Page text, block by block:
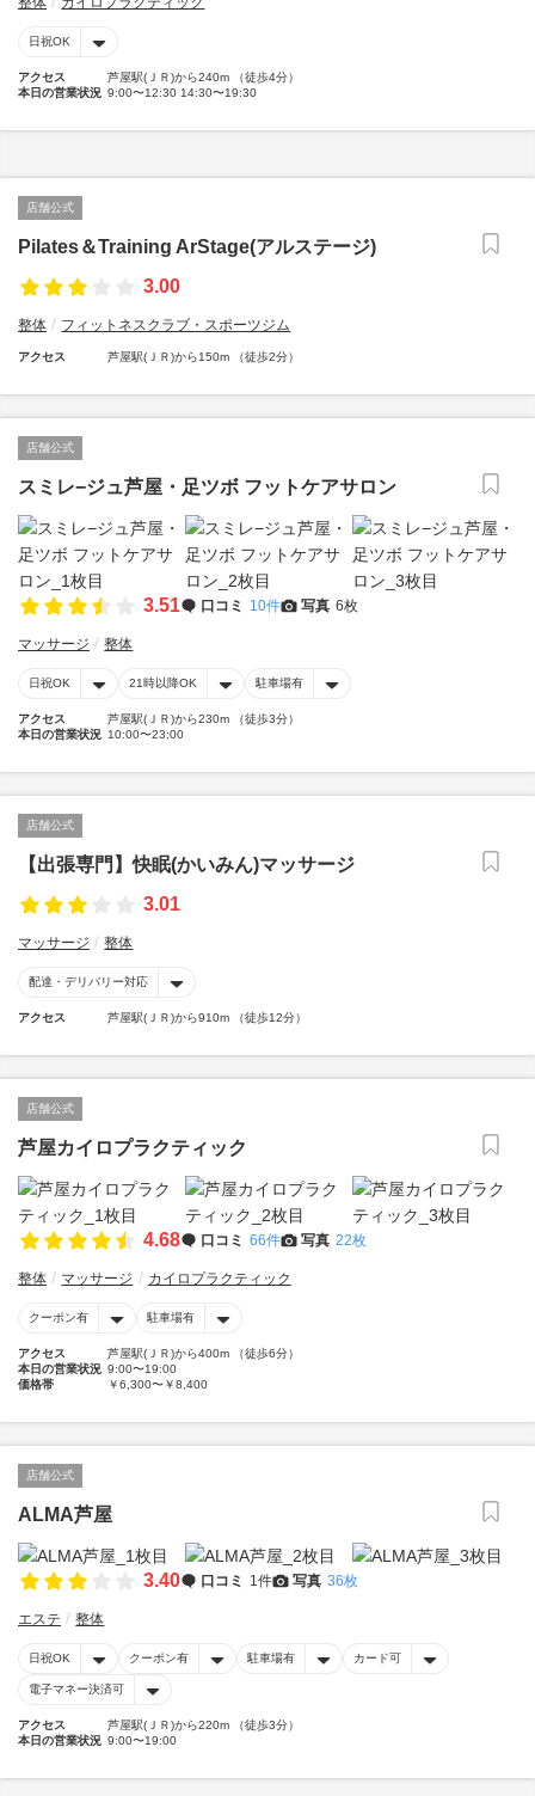
日祝OK
アクセス
芦屋駅(ＪＲ)から240m （徒歩4分）
本日の営業状況 9:00〜12:30 14:30〜19:30
店舗公式
Pilates＆Training ArStage(アルステージ)
3.00
整体 フィットネスクラブ・スポーツジム
アクセス 芦屋駅(ＪＲ)から150m （徒歩2分）
店舗公式
スミレ−ジュ芦屋・足ツボ フットケアサロン
3.51 口コミ 10件 写真 6枚
マッサージ 整体
日祝OK 21時以降OK 駐車場有
アクセス
芦屋駅(ＪＲ)から230m （徒歩3分）
本日の営業状況 10:00〜23:00
店舗公式
【出張専門】快眠(かいみん)マッサージ
3.01
マッサージ 整体
配達・デリバリー対応
アクセス 芦屋駅(ＪＲ)から910m （徒歩12分）
店舗公式
芦屋カイロプラクティック
4.68 口コミ 66件 写真 22枚
整体 マッサージ カイロプラクティック
クーポン有 駐車場有
アクセス
芦屋駅(ＪＲ)から400m （徒歩6分）
本日の営業状況 9:00〜19:00
価格帯
￥6,300〜￥8,400
店舗公式
ALMA芦屋
3.40 口コミ 1件 写真 36枚
エステ 整体
日祝OK クーポン有 駐車場有 カード可
電子マネー決済可
アクセス
芦屋駅(ＪＲ)から220m （徒歩3分）
本日の営業状況 9:00〜19:00